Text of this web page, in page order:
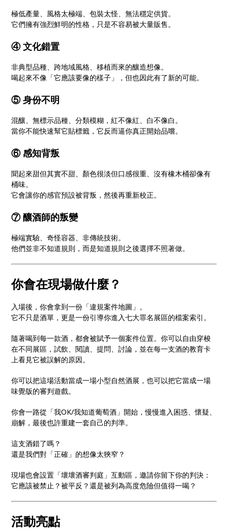
極低產量、風格太極端、包裝太怪、無法穩定供貨。
它們擁有強烈鮮明的性格，只是不容易被大量販售。
④ 文化錯置
非典型品種、跨地域風格、移植而來的釀造想像。
喝起來不像「它應該要像的樣子」，但也因此有了新的可能。
⑤ 身份不明
混釀、無標示品種、分類模糊，紅不像紅、白不像白。
當你不能快速幫它貼標籤，它反而逼你真正開始品嚐。
⑥ 感知背叛
聞起來甜但其實不甜、顏色很淡但口感很重、沒有橡木桶卻像有
桶味。
它會讓你的感官預設被背叛，然後再重新校正。
⑦ 釀酒師的叛變
極端實驗、奇怪容器、非傳統技術。
他們並非不知道規則，而是知道規則之後選擇不照著做。
你會在現場做什麼？
入場後，你會拿到一份「違規案件地圖」。
它不只是酒單，更是一份引導你進入七大罪名展區的檔案索引。
隨著喝到每一款酒，都會被賦予一個案件位置。你可以自由穿梭
在不同展區，試飲、閱讀、提問、討論，並在每一支酒的教育卡
上看見它被誤解的原因。
你可以把這場活動當成一場小型自然酒展，也可以把它當成一場
味覺版的審判遊戲。
你會一路從「我OK/我知道葡萄酒」開始，慢慢進入困惑、懷疑、
崩解，最後也許重建一套自己的判準。
這支酒錯了嗎？
還是我們對「正確」的想像太狹窄？
現場也會設置「壞壞酒審判庭」互動區，邀請你留下你的判決：
它應該被禁止？被平反？還是被列為高度危險但值得一喝？
活動亮點